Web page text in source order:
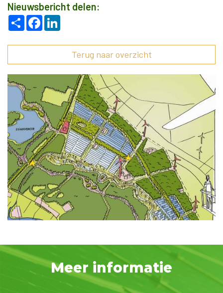
Nieuwsbericht delen:
Deel Facebook
Terug naar overzicht
Meer informatie